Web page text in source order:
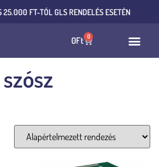
25.000 FT-TÓL GLS RENDELÉS ESETÉN
0Ft 0
szósz